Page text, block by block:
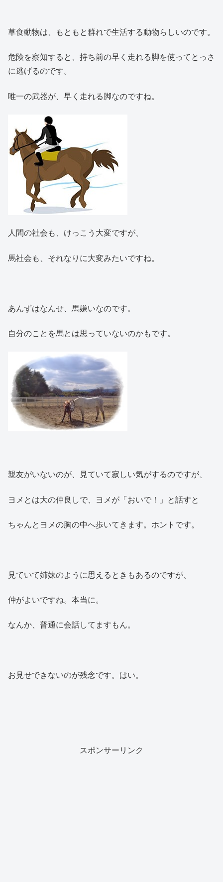
草食動物は、もともと群れで生活する動物らしいのです。
危険を察知すると、持ち前の早く走れる脚を使ってとっさ
に逃げるのです。
唯一の武器が、早く走れる脚なのですね。
人間の社会も、けっこう大変ですが、
馬社会も、それなりに大変みたいですね。
あんずはなんせ、馬嫌いなのです。
自分のことを馬とは思っていないのかもです。
親友がいないのが、見ていて寂しい気がするのですが、
ヨメとは大の仲良しで、ヨメが「おいで！」と話すと
ちゃんとヨメの胸の中へ歩いてきます。ホントです。
見ていて姉妹のように思えるときもあるのですが、
仲がよいですね。本当に。
なんか、普通に会話してますもん。
お見せできないのが残念です。はい。
スポンサーリンク